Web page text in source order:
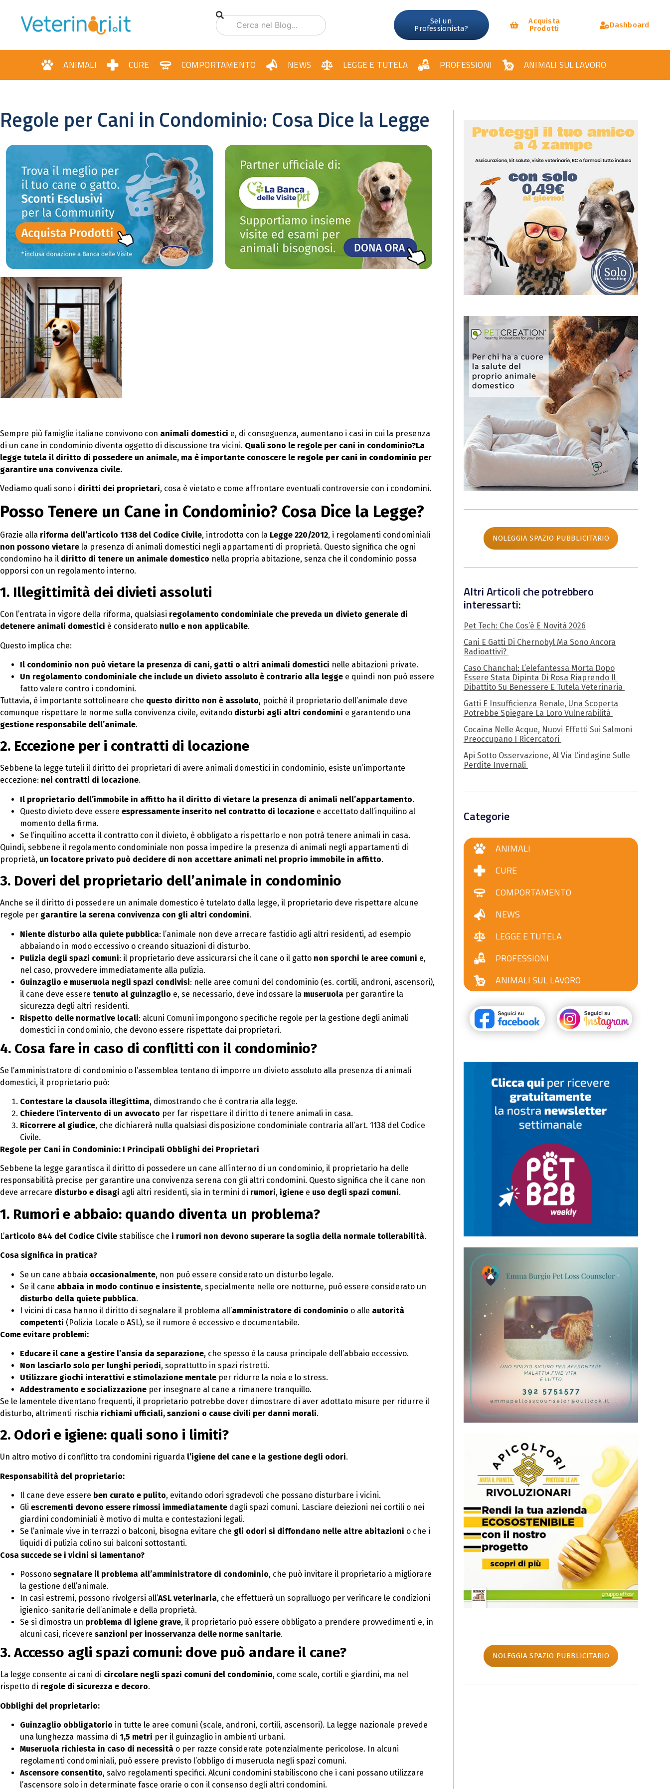
Sei un
Professionista?
Acquista
Prodotti
Dashboard
ANIMALI CURE COMPORTAMENTO NEWS LEGGE E TUTELA PROFESSIONI ANIMALI SUL LAVORO
Regole per Cani in Condominio: Cosa Dice la Legge
Sempre più famiglie italiane convivono con animali domestici e, di conseguenza, aumentano i casi in cui la presenza
di un cane in condominio diventa oggetto di discussione tra vicini. Quali sono le regole per cani in condominio?La
legge tutela il diritto di possedere un animale, ma è importante conoscere le regole per cani in condominio per
garantire una convivenza civile.
Vediamo quali sono i diritti dei proprietari, cosa è vietato e come affrontare eventuali controversie con i condomini.
Posso Tenere un Cane in Condominio? Cosa Dice la Legge?
Grazie alla riforma dell’articolo 1138 del Codice Civile, introdotta con la Legge 220/2012, i regolamenti condominiali
non possono vietare la presenza di animali domestici negli appartamenti di proprietà. Questo significa che ogni
condomino ha il diritto di tenere un animale domestico nella propria abitazione, senza che il condominio possa
opporsi con un regolamento interno.
1. Illegittimità dei divieti assoluti
Con l’entrata in vigore della riforma, qualsiasi regolamento condominiale che preveda un divieto generale di
detenere animali domestici è considerato nullo e non applicabile.
Questo implica che:
Il condominio non può vietare la presenza di cani, gatti o altri animali domestici nelle abitazioni private.
Un regolamento condominiale che include un divieto assoluto è contrario alla legge e quindi non può essere
fatto valere contro i condomini.
Tuttavia, è importante sottolineare che questo diritto non è assoluto, poiché il proprietario dell’animale deve
comunque rispettare le norme sulla convivenza civile, evitando disturbi agli altri condomini e garantendo una
gestione responsabile dell’animale.
2. Eccezione per i contratti di locazione
Sebbene la legge tuteli il diritto dei proprietari di avere animali domestici in condominio, esiste un’importante
eccezione: nei contratti di locazione.
Il proprietario dell’immobile in affitto ha il diritto di vietare la presenza di animali nell’appartamento.
Questo divieto deve essere espressamente inserito nel contratto di locazione e accettato dall’inquilino al
momento della firma.
Se l’inquilino accetta il contratto con il divieto, è obbligato a rispettarlo e non potrà tenere animali in casa.
Quindi, sebbene il regolamento condominiale non possa impedire la presenza di animali negli appartamenti di
proprietà, un locatore privato può decidere di non accettare animali nel proprio immobile in affitto.
3. Doveri del proprietario dell’animale in condominio
Anche se il diritto di possedere un animale domestico è tutelato dalla legge, il proprietario deve rispettare alcune
regole per garantire la serena convivenza con gli altri condomini.
Niente disturbo alla quiete pubblica: l’animale non deve arrecare fastidio agli altri residenti, ad esempio
abbaiando in modo eccessivo o creando situazioni di disturbo.
Pulizia degli spazi comuni: il proprietario deve assicurarsi che il cane o il gatto non sporchi le aree comuni e,
nel caso, provvedere immediatamente alla pulizia.
Guinzaglio e museruola negli spazi condivisi: nelle aree comuni del condominio (es. cortili, androni, ascensori),
il cane deve essere tenuto al guinzaglio e, se necessario, deve indossare la museruola per garantire la
sicurezza degli altri residenti.
Rispetto delle normative locali: alcuni Comuni impongono specifiche regole per la gestione degli animali
domestici in condominio, che devono essere rispettate dai proprietari.
4. Cosa fare in caso di conflitti con il condominio?
Se l’amministratore di condominio o l’assemblea tentano di imporre un divieto assoluto alla presenza di animali
domestici, il proprietario può:
Contestare la clausola illegittima, dimostrando che è contraria alla legge.
Chiedere l’intervento di un avvocato per far rispettare il diritto di tenere animali in casa.
Ricorrere al giudice, che dichiarerà nulla qualsiasi disposizione condominiale contraria all’art. 1138 del Codice
Civile.
Regole per Cani in Condominio: I Principali Obblighi dei Proprietari
Sebbene la legge garantisca il diritto di possedere un cane all’interno di un condominio, il proprietario ha delle
responsabilità precise per garantire una convivenza serena con gli altri condomini. Questo significa che il cane non
deve arrecare disturbo e disagi agli altri residenti, sia in termini di rumori, igiene e uso degli spazi comuni.
1. Rumori e abbaio: quando diventa un problema?
L’articolo 844 del Codice Civile stabilisce che i rumori non devono superare la soglia della normale tollerabilità.
Cosa significa in pratica?
Se un cane abbaia occasionalmente, non può essere considerato un disturbo legale.
Se il cane abbaia in modo continuo e insistente, specialmente nelle ore notturne, può essere considerato un
disturbo della quiete pubblica.
I vicini di casa hanno il diritto di segnalare il problema all’amministratore di condominio o alle autorità
competenti (Polizia Locale o ASL), se il rumore è eccessivo e documentabile.
Come evitare problemi:
Educare il cane a gestire l’ansia da separazione, che spesso è la causa principale dell’abbaio eccessivo.
Non lasciarlo solo per lunghi periodi, soprattutto in spazi ristretti.
Utilizzare giochi interattivi e stimolazione mentale per ridurre la noia e lo stress.
Addestramento e socializzazione per insegnare al cane a rimanere tranquillo.
Se le lamentele diventano frequenti, il proprietario potrebbe dover dimostrare di aver adottato misure per ridurre il
disturbo, altrimenti rischia richiami ufficiali, sanzioni o cause civili per danni morali.
2. Odori e igiene: quali sono i limiti?
Un altro motivo di conflitto tra condomini riguarda l’igiene del cane e la gestione degli odori.
Responsabilità del proprietario:
Il cane deve essere ben curato e pulito, evitando odori sgradevoli che possano disturbare i vicini.
Gli escrementi devono essere rimossi immediatamente dagli spazi comuni. Lasciare deiezioni nei cortili o nei
giardini condominiali è motivo di multa e contestazioni legali.
Se l’animale vive in terrazzi o balconi, bisogna evitare che gli odori si diffondano nelle altre abitazioni o che i
liquidi di pulizia colino sui balconi sottostanti.
Cosa succede se i vicini si lamentano?
Possono segnalare il problema all’amministratore di condominio, che può invitare il proprietario a migliorare
la gestione dell’animale.
In casi estremi, possono rivolgersi all’ASL veterinaria, che effettuerà un sopralluogo per verificare le condizioni
igienico-sanitarie dell’animale e della proprietà.
Se si dimostra un problema di igiene grave, il proprietario può essere obbligato a prendere provvedimenti e, in
alcuni casi, ricevere sanzioni per inosservanza delle norme sanitarie.
3. Accesso agli spazi comuni: dove può andare il cane?
La legge consente ai cani di circolare negli spazi comuni del condominio, come scale, cortili e giardini, ma nel
rispetto di regole di sicurezza e decoro.
Obblighi del proprietario:
Guinzaglio obbligatorio in tutte le aree comuni (scale, androni, cortili, ascensori). La legge nazionale prevede
una lunghezza massima di 1,5 metri per il guinzaglio in ambienti urbani.
Museruola richiesta in caso di necessità o per razze considerate potenzialmente pericolose. In alcuni
regolamenti condominiali, può essere previsto l’obbligo di museruola negli spazi comuni.
Ascensore consentito, salvo regolamenti specifici. Alcuni condomini stabiliscono che i cani possano utilizzare
l’ascensore solo in determinate fasce orarie o con il consenso degli altri condomini.
NOLEGGIA SPAZIO PUBBLICITARIO
Altri Articoli che potrebbero
interessarti:
Pet Tech: Che Cos’è E Novità 2026
Cani E Gatti Di Chernobyl Ma Sono Ancora
Radioattivi?
Caso Chanchal: L’elefantessa Morta Dopo
Essere Stata Dipinta Di Rosa Riaprendo Il
Dibattito Su Benessere E Tutela Veterinaria
Gatti E Insufficienza Renale, Una Scoperta
Potrebbe Spiegare La Loro Vulnerabilità
Cocaina Nelle Acque, Nuovi Effetti Sui Salmoni
Preoccupano I Ricercatori
Api Sotto Osservazione, Al Via L’indagine Sulle
Perdite Invernali
Categorie
ANIMALI
CURE
COMPORTAMENTO
NEWS
LEGGE E TUTELA
PROFESSIONI
ANIMALI SUL LAVORO
NOLEGGIA SPAZIO PUBBLICITARIO